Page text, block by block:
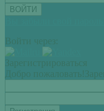
Войти через:
Зарегистрироваться
Добро пожаловать!